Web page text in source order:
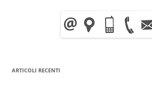
ARTICOLI RECENTI